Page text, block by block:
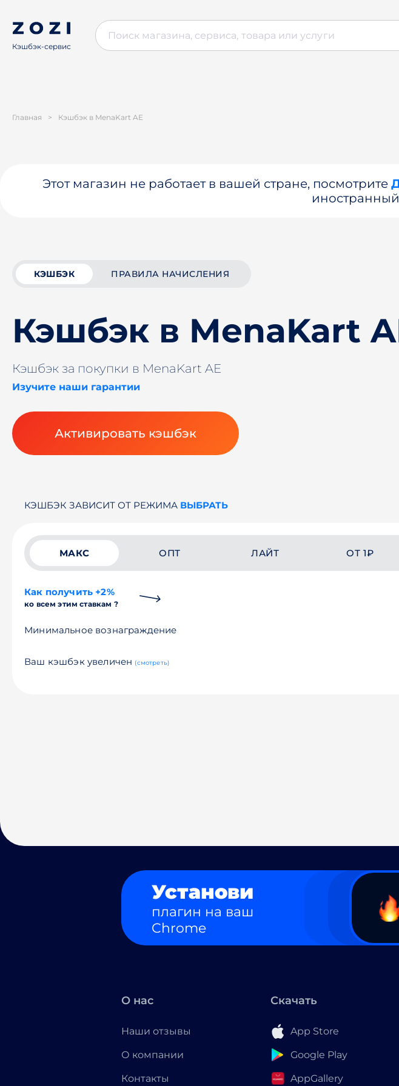
Кэшбэк-сервис
Главная > Кэшбэк в MenaKart AE
Этот магазин не работает в вашей стране, посмотрите
КЭШБЭК ПРАВИЛА НАЧИСЛЕНИЯ
Кэшбэк в MenaKart
Кэшбэк за покупки в MenaKart AE
Изучите наши гарантии
Активировать кэшбэк
КЭШБЭК ЗАВИСИТ ОТ РЕЖИМА ВЫБРАТЬ
МАКС ОПТ ЛАЙТ ОТ 1₽
Как получить +2%
ко всем этим ставкам ?
Минимальное вознаграждение
Ваш кэшбэк увеличен (смотреть)
Установи
плагин на ваш
Chrome
О нас
Наши отзывы
О компании
Контакты
Скачать
App Store
Google Play
AppGallery